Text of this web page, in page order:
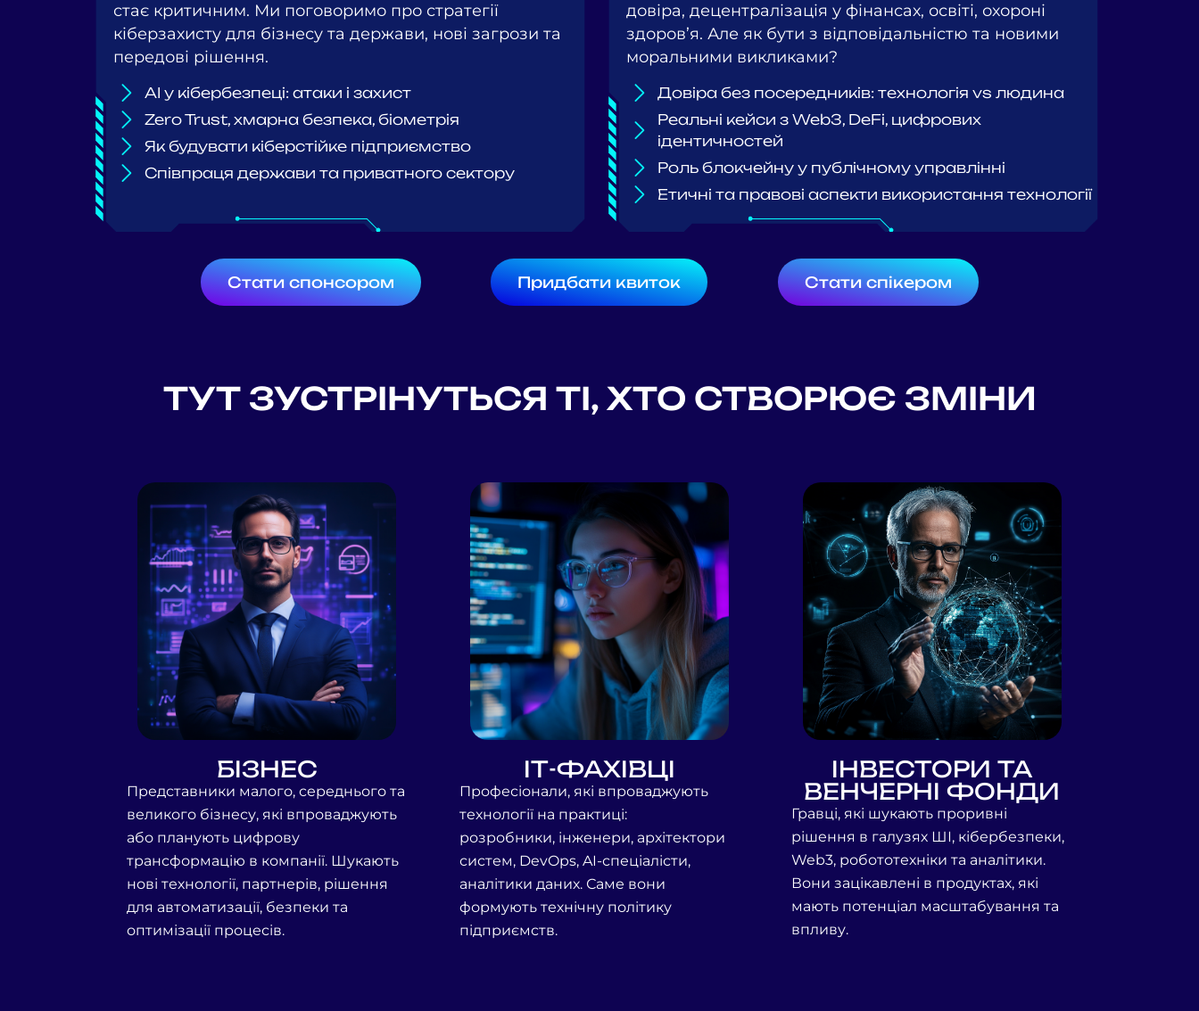
стає критичним. Ми поговоримо про стратегії
кіберзахисту для бізнесу та держави, нові загрози та
передові рішення.
AI у кібербезпеці: атаки і захист
Zero Trust, хмарна безпека, біометрія
Як будувати кіберстійке підприємство
Співпраця держави та приватного сектору
довіра, децентралізація у фінансах, освіті, охороні
здоров’я. Але як бути з відповідальністю та новими
моральними викликами?
Довіра без посередників: технологія vs людина
Реальні кейси з Web3, DeFi, цифрових
ідентичностей
Роль блокчейну у публічному управлінні
Етичні та правові аспекти використання технології
Стати спонсором Придбати квиток Стати спікером
ТУТ ЗУСТРІНУТЬСЯ ТІ, ХТО СТВОРЮЄ ЗМІНИ
БІЗНЕС
Представники малого, середнього та
великого бізнесу, які впроваджують
або планують цифрову
трансформацію в компанії. Шукають
нові технології, партнерів, рішення
для автоматизації, безпеки та
оптимізації процесів.
ІТ-ФАХІВЦІ
Професіонали, які впроваджують
технології на практиці:
розробники, інженери, архітектори
систем, DevOps, AI-спеціалісти,
аналітики даних. Саме вони
формують технічну політику
підприємств.
ІНВЕСТОРИ ТА
ВЕНЧЕРНІ ФОНДИ
Гравці, які шукають проривні
рішення в галузях ШІ, кібербезпеки,
Web3, робототехніки та аналітики.
Вони зацікавлені в продуктах, які
мають потенціал масштабування та
впливу.